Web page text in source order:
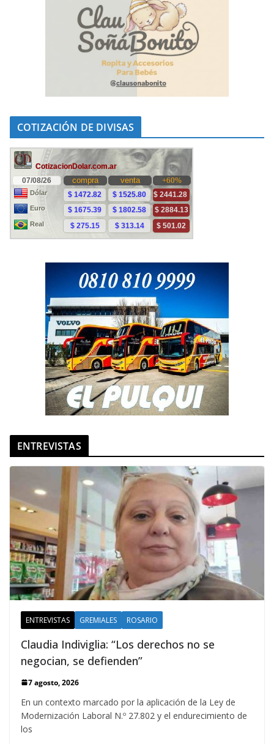
COTIZACIÓN DE DIVISAS
ENTREVISTAS
ENTREVISTAS GREMIALES ROSARIO
Claudia Indiviglia: “Los derechos no se
negocian, se defienden”
7 agosto, 2026
En un contexto marcado por la aplicación de la Ley de
Modernización Laboral N.º 27.802 y el endurecimiento de
los